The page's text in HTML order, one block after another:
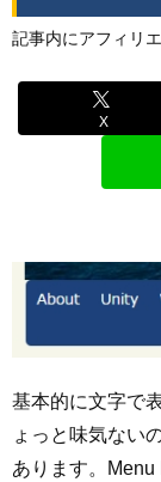
記事内にアフィリ
X
基本的に文字で
ょっと味気ない
あります。Menu